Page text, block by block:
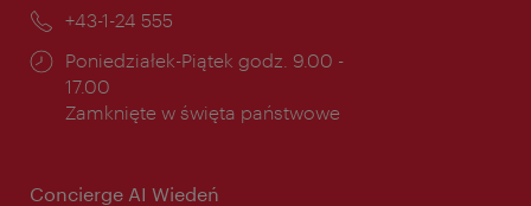
Telefon:
+43-1-24 555
Godziny
otwarcia:
Poniedziałek-Piątek godz. 9.00 -
17.00
Zamknięte w święta państwowe
Concierge AI Wiedeń